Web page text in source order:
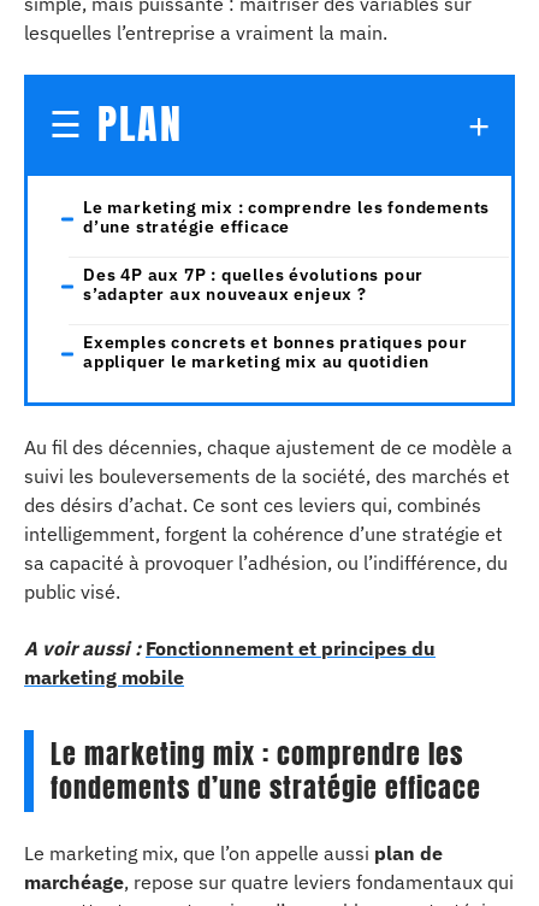
lesquelles l’entreprise a vraiment la main.
PLAN
Le marketing mix : comprendre les fondements
d’une stratégie efficace
Des 4P aux 7P : quelles évolutions pour
s’adapter aux nouveaux enjeux ?
Exemples concrets et bonnes pratiques pour
appliquer le marketing mix au quotidien
Au fil des décennies, chaque ajustement de ce modèle a
suivi les bouleversements de la société, des marchés et
des désirs d’achat. Ce sont ces leviers qui, combinés
intelligemment, forgent la cohérence d’une stratégie et
sa capacité à provoquer l’adhésion, ou l’indifférence, du
public visé.
A voir aussi : Fonctionnement et principes du
marketing mobile
Le marketing mix : comprendre les
fondements d’une stratégie efficace
Le marketing mix, que l’on appelle aussi plan de
marchéage, repose sur quatre leviers fondamentaux qui